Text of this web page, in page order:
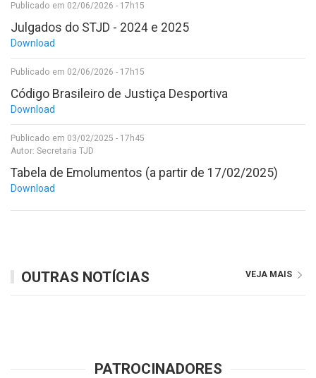
Publicado em 02/06/2026 - 17h15
Julgados do STJD - 2024 e 2025
Download
Publicado em 02/06/2026 - 17h15
Código Brasileiro de Justiça Desportiva
Download
Publicado em 03/02/2025 - 17h45
Autor: Secretaria TJD
Tabela de Emolumentos (a partir de 17/02/2025)
Download
OUTRAS NOTÍCIAS VEJA MAIS
PATROCINADORES